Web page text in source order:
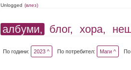
Unlogged (влез)
албуми, блог, хора,
По години: 2023 ^ По потребител: Маги ^